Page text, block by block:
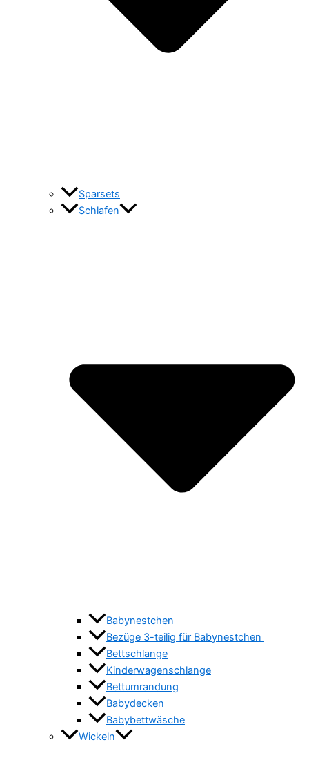
Sparsets
Schlafen
Babynestchen
Bezüge 3-teilig für Babynestchen
Bettschlange
Kinderwagenschlange
Bettumrandung
Babydecken
Babybettwäsche
Wickeln